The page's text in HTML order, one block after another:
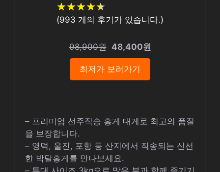
★★★★★
★★★★★
(993 개의 후기가 있습니다.)
98,900원 48,400원
최저가 보러가기
– 프리미엄 선주직송 홍게 대게로 최고의 품질
을 보장합니다.
– 영덕, 울진, 포항 등 산지에서 직송되는 신선
한 박달홍게를 만나보세요.